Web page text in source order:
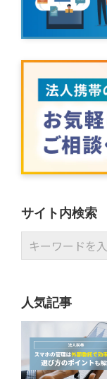
サイト内検索
人気記事